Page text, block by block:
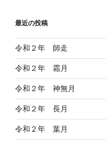
ペ
ジ
送
り
最近の投稿
令和２年 師走
令和２年 霜月
令和２年 神無月
令和２年 長月
令和２年 葉月